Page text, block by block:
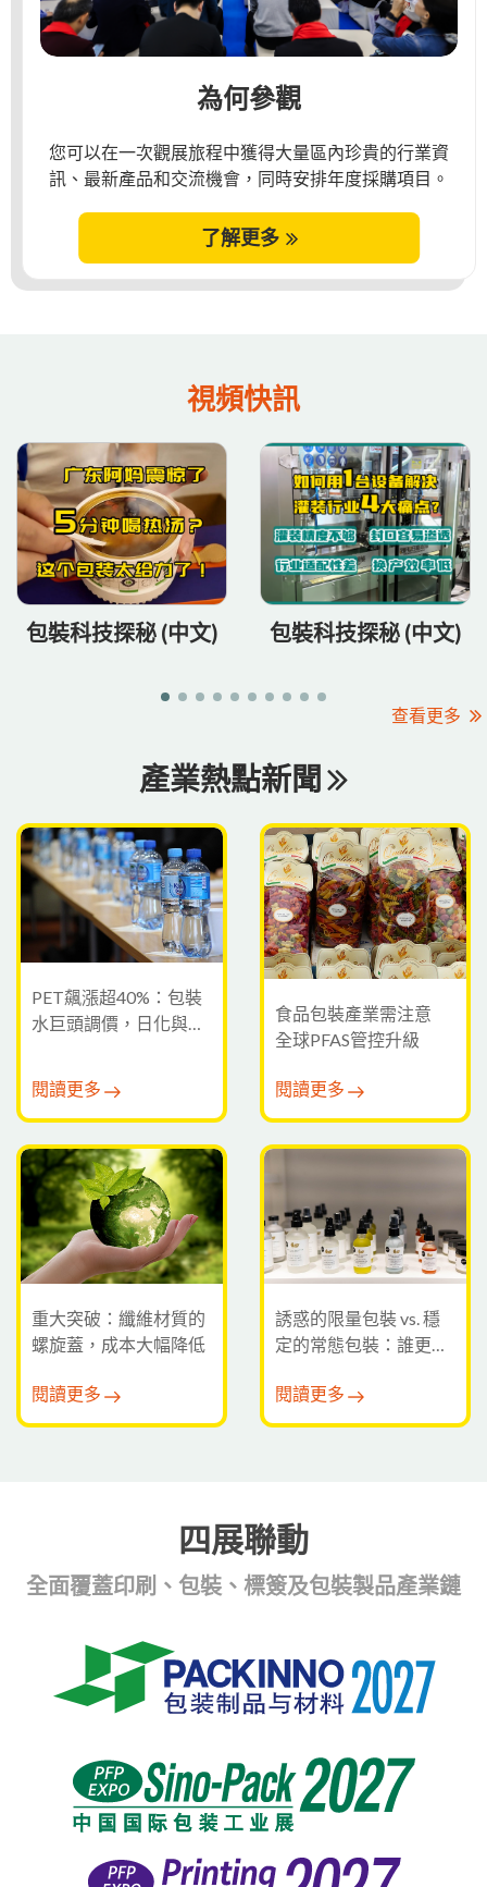
為何參觀
您可以在一次觀展旅程中獲得大量區內珍貴的行業資
訊、最新產品和交流機會，同時安排年度採購項目。
了解更多
視頻快訊
包裝科技探秘 (中文) 包裝科技探秘 (中文)
查看更多
產業熱點新聞
PET飆漲超40%：包裝
水巨頭調價，日化與化
閱讀更多
食品包裝產業需注意
全球PFAS管控升級
閱讀更多
重大突破：纖維材質的
螺旋蓋，成本大幅降低
閱讀更多
誘惑的限量包裝 vs. 穩
定的常態包裝：誰更能
閱讀更多
四展聯動
全面覆蓋印刷、包裝、標簽及包裝製品產業鏈